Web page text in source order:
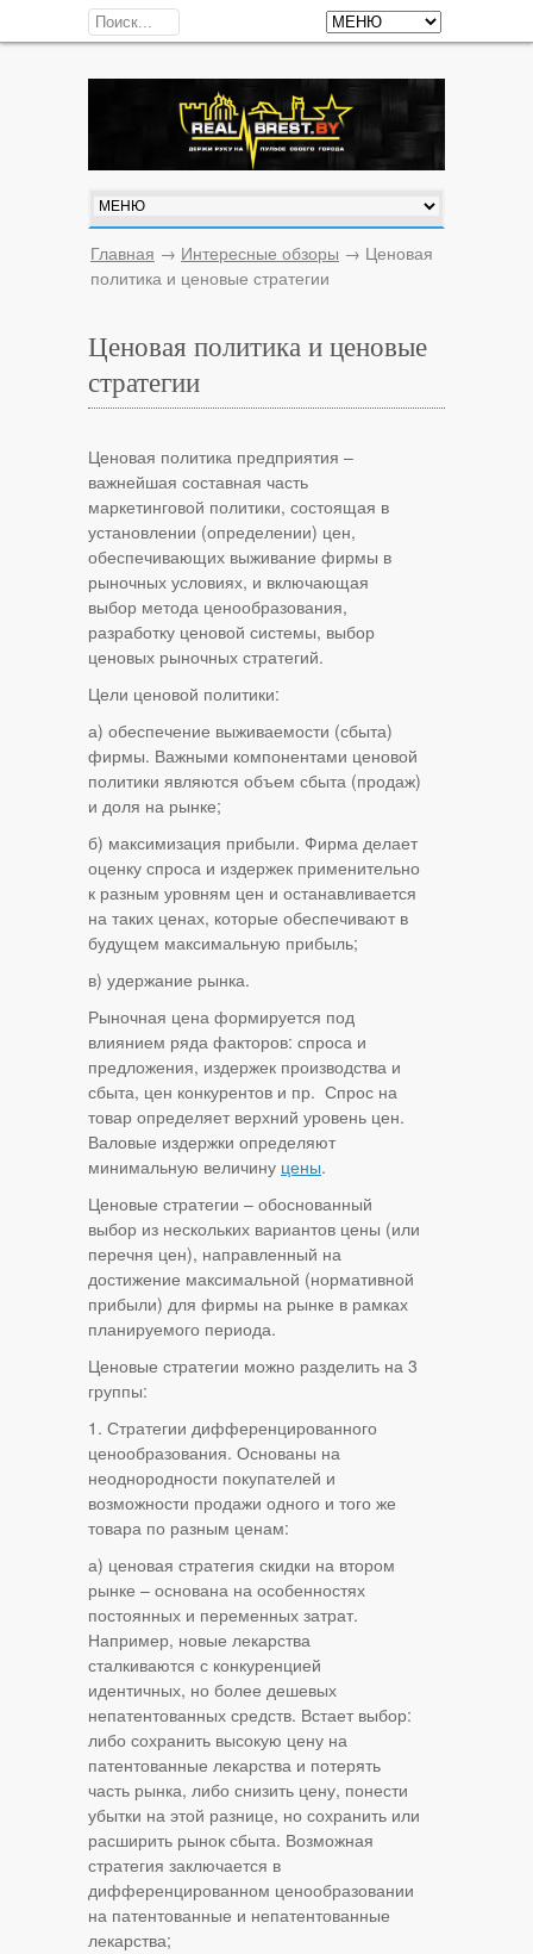
Главная → Интересные обзоры → Ценовая
политика и ценовые стратегии
Ценовая политика и ценовые
стратегии
Ценовая политика предприятия –
важнейшая составная часть
маркетинговой политики, состоящая в
установлении (определении) цен,
обеспечивающих выживание фирмы в
рыночных условиях, и включающая
выбор метода ценообразования,
разработку ценовой системы, выбор
ценовых рыночных стратегий.
Цели ценовой политики:
а) обеспечение выживаемости (сбыта)
фирмы. Важными компонентами ценовой
политики являются объем сбыта (продаж)
и доля на рынке;
б) максимизация прибыли. Фирма делает
оценку спроса и издержек применительно
к разным уровням цен и останавливается
на таких ценах, которые обеспечивают в
будущем максимальную прибыль;
в) удержание рынка.
Рыночная цена формируется под
влиянием ряда факторов: спроса и
предложения, издержек производства и
сбыта, цен конкурентов и пр. Спрос на
товар определяет верхний уровень цен.
Валовые издержки определяют
минимальную величину цены.
Ценовые стратегии – обоснованный
выбор из нескольких вариантов цены (или
перечня цен), направленный на
достижение максимальной (нормативной
прибыли) для фирмы на рынке в рамках
планируемого периода.
Ценовые стратегии можно разделить на 3
группы:
1. Стратегии дифференцированного
ценообразования. Основаны на
неоднородности покупателей и
возможности продажи одного и того же
товара по разным ценам:
а) ценовая стратегия скидки на втором
рынке – основана на особенностях
постоянных и переменных затрат.
Например, новые лекарства
сталкиваются с конкуренцией
идентичных, но более дешевых
непатентованных средств. Встает выбор:
либо сохранить высокую цену на
патентованные лекарства и потерять
часть рынка, либо снизить цену, понести
убытки на этой разнице, но сохранить или
расширить рынок сбыта. Возможная
стратегия заключается в
дифференцированном ценообразовании
на патентованные и непатентованные
лекарства;